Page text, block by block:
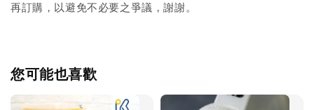
再訂購，以避免不必要之爭議，謝謝。
您可能也喜歡